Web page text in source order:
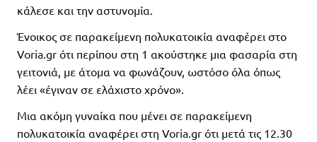
κάλεσε και την αστυνομία.
Ένοικος σε παρακείμενη πολυκατοικία αναφέρει στο
Voria.gr ότι περίπου στη 1 ακούστηκε μια φασαρία στη
γειτονιά, με άτομα να φωνάζουν, ωστόσο όλα όπως
λέει «έγιναν σε ελάχιστο χρόνο».
Μια ακόμη γυναίκα που μένει σε παρακείμενη
πολυκατοικία αναφέρει στη Voria.gr ότι μετά τις 12.30